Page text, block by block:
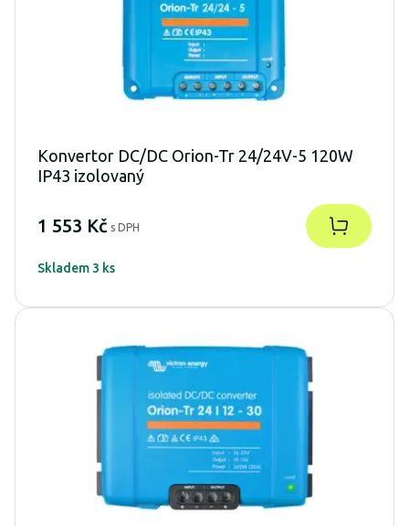
Konvertor DC/DC Orion-Tr 24/24V-5 120W
IP43 izolovaný
1 553 Kč s DPH
Skladem 3 ks